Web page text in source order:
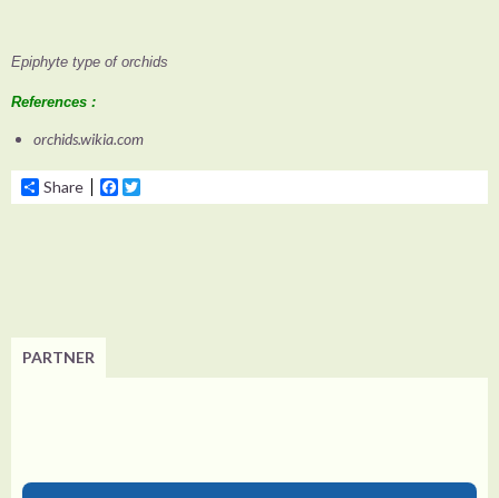
Epiphyte type of orchids
References :
orchids.wikia.com
Share Facebook
PARTNER